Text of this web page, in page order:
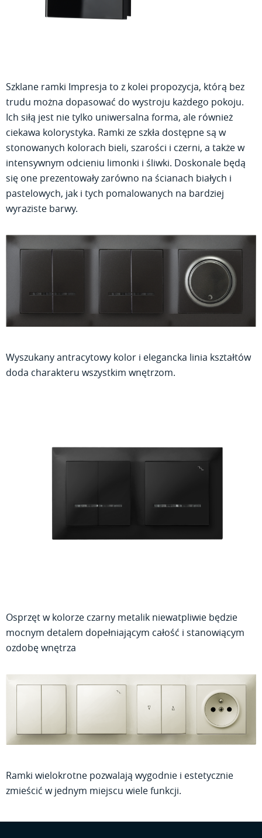
Szklane ramki Impresja to z kolei propozycja, którą bez
trudu można dopasować do wystroju każdego pokoju.
Ich siłą jest nie tylko uniwersalna forma, ale również
ciekawa kolorystyka. Ramki ze szkła dostępne są w
stonowanych kolorach bieli, szarości i czerni, a także w
intensywnym odcieniu limonki i śliwki. Doskonale będą
się one prezentowały zarówno na ścianach białych i
pastelowych, jak i tych pomalowanych na bardziej
wyraziste barwy.
Wyszukany antracytowy kolor i elegancka linia kształtów
doda charakteru wszystkim wnętrzom.
Osprzęt w kolorze czarny metalik niewatpliwie będzie
mocnym detalem dopełniającym całość i stanowiącym
ozdobę wnętrza
Ramki wielokrotne pozwalają wygodnie i estetycznie
zmieścić w jednym miejscu wiele funkcji.